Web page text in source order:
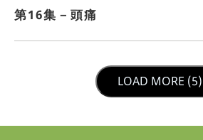
第16集－頭痛
LOAD NEXT PAGE
LOAD MORE (5)